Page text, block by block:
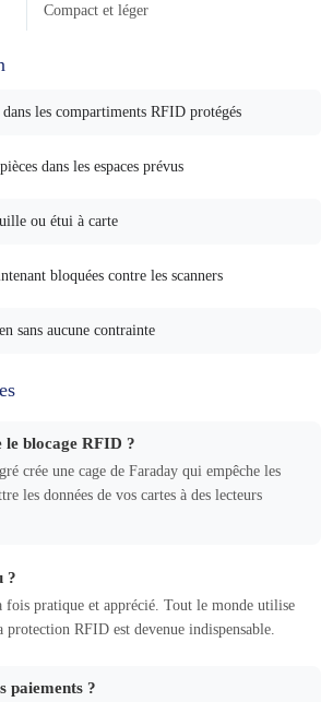
Compact et léger
les compartiments RFID protégés
dans les espaces prévus
ou étui à carte
bloquées contre les scanners
sans aucune contrainte
blocage RFID ?
crée une cage de Faraday qui empêche les
les données de vos cartes à des lecteurs
?
fois pratique et apprécié. Tout le monde utilise
protection RFID est devenue indispensable.
paiements ?